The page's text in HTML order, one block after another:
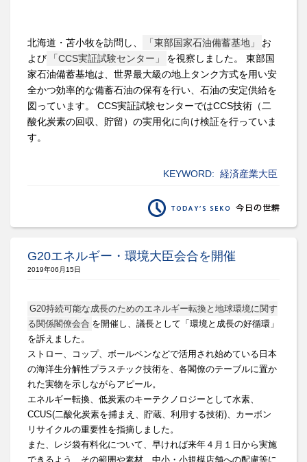
北海道・苫小牧を訪問し、 「東部国家石油備蓄基地」
お
よび
「CCS実証試験センター」
を視察しました。 東部国
家石油備蓄基地は、世界最大級の地上タンク方式を用い安
全かつ効率的な備蓄石油の保有を行い、石油の安定供給を
図っています。 CCS実証試験センターではCCS技術（二
酸化炭素の回収、貯留）の実用化に向け検証を行っていま
す。
KEYWORD: 経済産業大臣
G20エネルギー・環境大臣会合を開催
2019年06月15日
G20持続可能な成長のためのエネルギー転換と地球環境に関す
る関係閣僚会合 を開催し、議長として「環境と成長の好循環」
を訴えました。
ストロー、コップ、 ボールペンなどで活用され始めている日本
の海洋生分解性プラスチ ック技術を、 各閣僚のテーブルに置か
れた実物を示しながらアピール。
エネルギー転換、低炭素のキーテクノロジーとして水素、
CCUS(二酸化炭素を捕まえ、貯蔵、利用する技術)、 カーボン
リサイクルの重要性を指摘しました。
また、レジ袋有料化について、 早ければ来年４月１日から実施
できるよう、その範囲や素材、 中小・ 小規模店舗への配慮等に